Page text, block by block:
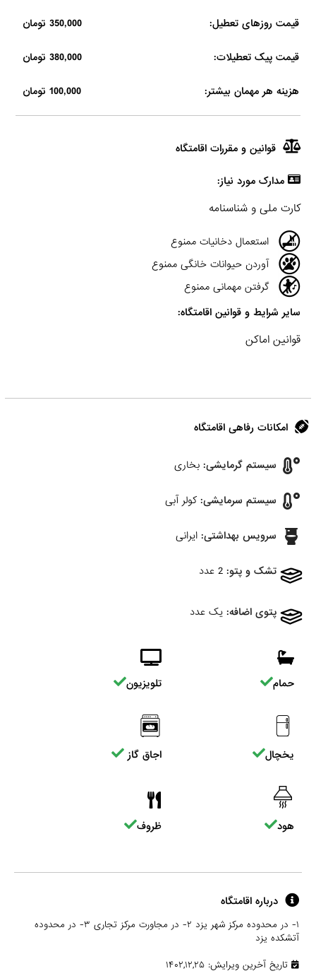
قیمت روزهای تعطیل: 350,000 تومان
قیمت پیک تعطیلات: 380,000 تومان
هزینه هر مهمان بیشتر: 100,000 تومان
قوانین و مقررات اقامتگاه
مدارک مورد نیاز:
کارت ملی و شناسنامه
استعمال دخانیات ممنوع
آوردن حیوانات خانگی ممنوع
گرفتن مهمانی ممنوع
سایر شرایط و قوانین اقامتگاه:
قوانین اماکن
امکانات رفاهی اقامتگاه
سیستم گرمایشی: بخاری
سیستم سرمایشی: کولر آبی
سرویس بهداشتی: ایرانی
تشک و پتو: 2 عدد
پتوی اضافه: یک عدد
حمام تلویزیون
یخچال اجاق گاز
هود ظروف
درباره اقامتگاه
۱- در محدوده مرکز شهر یزد ۲- در مجاورت مرکز تجاری ۳- در محدوده
آتشکده یزد
تاریخ آخرین ویرایش: ۱۴۰۲,۱۲,۲۵